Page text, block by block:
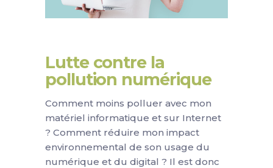
Lutte contre la
pollution numérique
Comment moins polluer avec mon
matériel informatique et sur Internet
? Comment réduire mon impact
environnemental de son usage du
numérique et du digital ? Il est donc